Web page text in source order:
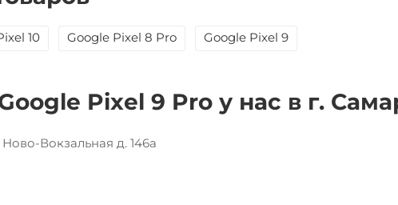
10 Google Pixel 8 Pro Google Pixel 9
Pixel 9 Pro у нас в г.
Вокзальная д. 146а